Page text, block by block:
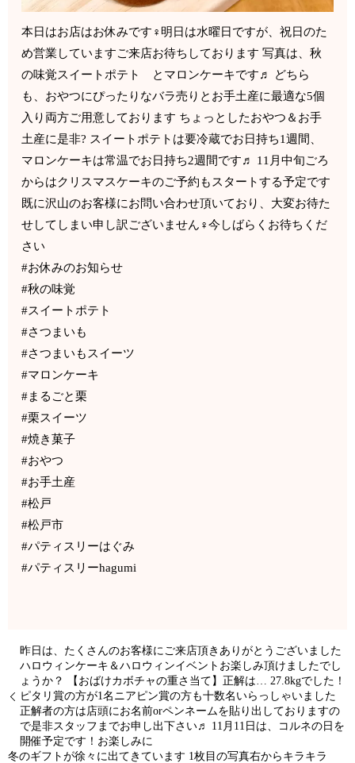
本日はお店はお休みです‍♀️明日は水曜日ですが、祝日のた
め営業しています️ご来店お待ちしております 写真は、秋
の味覚スイートポテト とマロンケーキです♬ どちら
も、おやつにぴったりなバラ売りとお手土産に最適な5個
入り両方ご用意しております ちょっとしたおやつ＆お手
土産に是非? スイートポテトは要冷蔵でお日持ち1週間、
マロンケーキは常温でお日持ち2週間です♬ 11月中旬ごろ
からはクリスマスケーキのご予約もスタートする予定です
既に沢山のお客様にお問い合わせ頂いており、大変お待た
せしてしまい申し訳ございません‍♀️今しばらくお待ちくだ
さい
#お休みのお知らせ
#秋の味覚
#スイートポテト
#さつまいも
#さつまいもスイーツ
#マロンケーキ
#まるごと栗
#栗スイーツ
#焼き菓子
#おやつ
#お手土産
#松戸
#松戸市
#パティスリーはぐみ
#パティスリーhagumi
昨日は、たくさんのお客様にご来店頂きありがとうございました
ハロウィンケーキ＆ハロウィンイベントお楽しみ頂けましたでし
ょうか？ 【おばけカボチャの重さ当て】正解は… 27.8kgでした！
ピタリ賞の方が1名ニアピン賞の方も十数名いらっしゃいました
正解者の方は店頭にお名前orペンネームを貼り出しておりますの
で是非スタッフまでお申し出下さい♬ 11月11日は、コルネの日を
開催予定です！お楽しみに
冬のギフトが徐々に出てきています 1枚目の写真右からキラキラ